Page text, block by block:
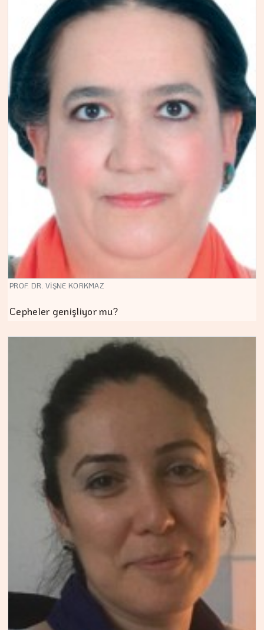
PROF. DR. VİŞNE KORKMAZ
Cepheler genişliyor mu?